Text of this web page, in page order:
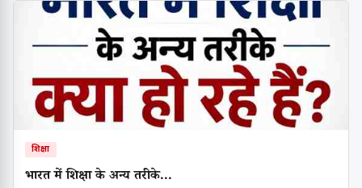
शिक्षा
भारत में शिक्षा के अन्य तरीके...